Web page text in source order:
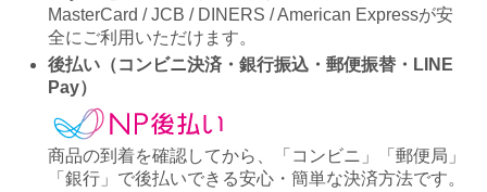
MasterCard / JCB / DINERS / American Expressが安
全にご利用いただけます。
後払い（コンビニ決済・銀行振込・郵便振替・LINE
Pay）
商品の到着を確認してから、「コンビニ」「郵便局」
「銀行」で後払いできる安心・簡単な決済方法です。